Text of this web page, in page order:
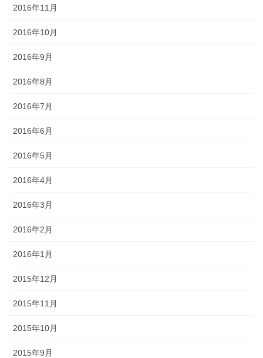
2016年11月
2016年10月
2016年9月
2016年8月
2016年7月
2016年6月
2016年5月
2016年4月
2016年3月
2016年2月
2016年1月
2015年12月
2015年11月
2015年10月
2015年9月